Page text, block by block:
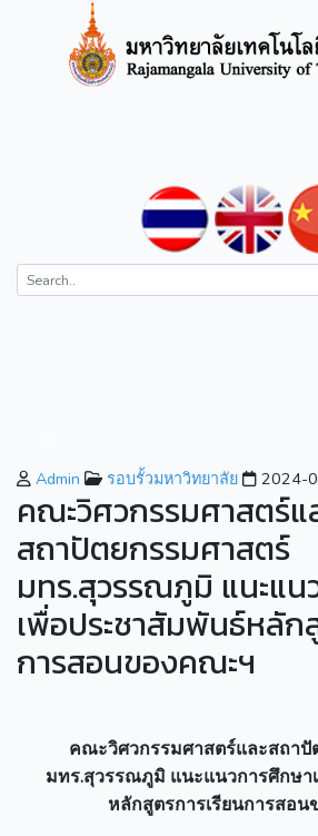
Admin รอบรั้วมหาวิทยาลัย 2024-
คณะวิศวกรรมศาสตร์แ
สถาปัตยกรรมศาสตร์
มทร.สุวรรณภูมิ แนะแน
เพื่อประชาสัมพันธ์หลัก
การสอนของคณะฯ
คณะวิศวกรรมศาสตร์และสถาปั
มทร.สุวรรณภูมิ แนะแนวการศึกษ
หลักสูตรการเรียนการสอ